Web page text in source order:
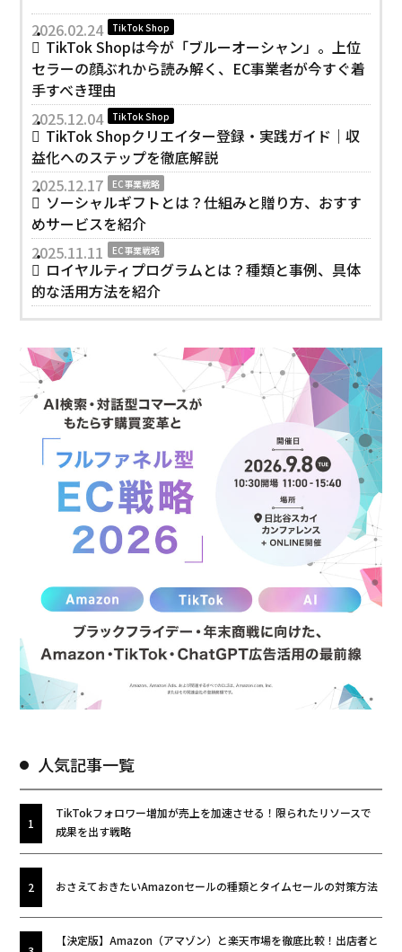
2026.02.24 TikTok Shop
TikTok Shopは今が「ブルーオーシャン」。上位
セラーの顔ぶれから読み解く、EC事業者が今すぐ着
手すべき理由
2025.12.04
TikTok Shop
TikTok Shopクリエイター登録・実践ガイド｜収
益化へのステップを徹底解説
2025.12.17
EC事業戦略
ソーシャルギフトとは？仕組みと贈り方、おすす
めサービスを紹介
2025.11.11
EC事業戦略
ロイヤルティプログラムとは？種類と事例、具体
的な活用方法を紹介
人気記事一覧
TikTokフォロワー増加が売上を加速させる！限られたリソースで
成果を出す戦略
おさえておきたいAmazonセールの種類とタイムセールの対策方法
【決定版】Amazon（アマゾン）と楽天市場を徹底比較！出店者と